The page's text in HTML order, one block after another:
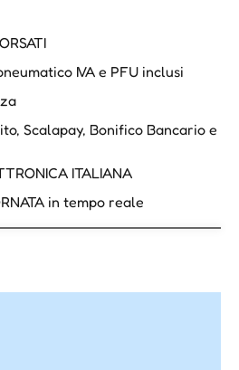
IVA e PFU inclusi
Scalapay, Bonifico Bancario e
ITALIANA
in tempo reale